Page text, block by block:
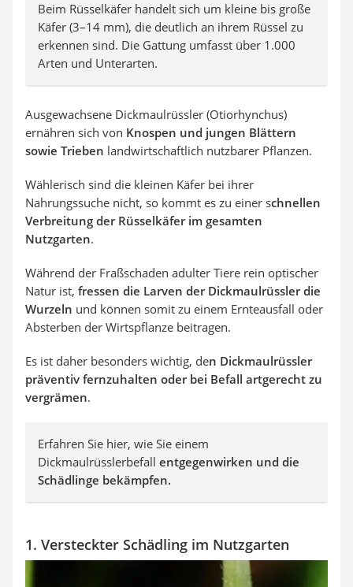
Beim Rüsselkäfer handelt sich um kleine bis große
Käfer (3–14 mm), die deutlich an ihrem Rüssel zu
erkennen sind. Die Gattung umfasst über 1.000
Arten und Unterarten.
Ausgewachsene Dickmaulrüssler (Otiorhynchus)
ernähren sich von Knospen und jungen Blättern
sowie Trieben landwirtschaftlich nutzbarer Pflanzen.
Wählerisch sind die kleinen Käfer bei ihrer
Nahrungssuche nicht, so kommt es zu einer schnellen
Verbreitung der Rüsselkäfer im gesamten
Nutzgarten.
Während der Fraßschaden adulter Tiere rein optischer
Natur ist, fressen die Larven der Dickmaulrüssler die
Wurzeln und können somit zu einem Ernteausfall oder
Absterben der Wirtspflanze beitragen.
Es ist daher besonders wichtig, den Dickmaulrüssler
präventiv fernzuhalten oder bei Befall artgerecht zu
vergrämen.
Erfahren Sie hier, wie Sie einem
Dickmaulrüsslerbefall entgegenwirken und die
Schädlinge bekämpfen.
1. Versteckter Schädling im Nutzgarten